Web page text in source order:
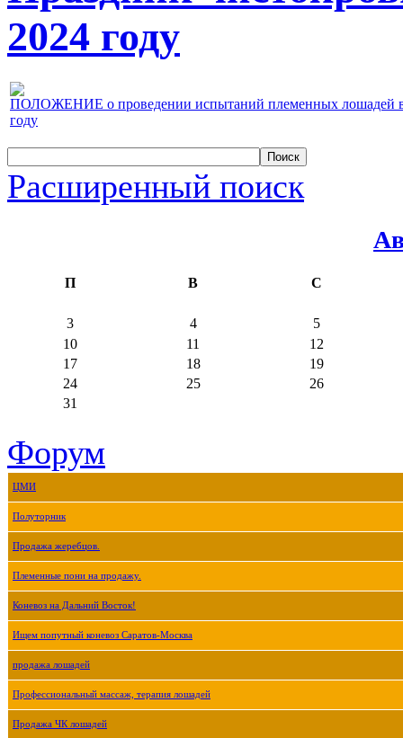
2024 году
ПОЛОЖЕНИЕ о проведении испытаний племенных лошадей
году
Расширенный поиск
П В С
3 4
5
10
11
12
17
18
19
24
25
26
31
Форум
ЦМИ
Полуторник
Продажа жеребцов.
Племенные пони на продажу.
Коневоз на Дальний Восток!
Ищем попутный коневоз Саратов-Москва
продажа лошадей
Профессиональный массаж, терапия лошадей
Продажа ЧК лошадей